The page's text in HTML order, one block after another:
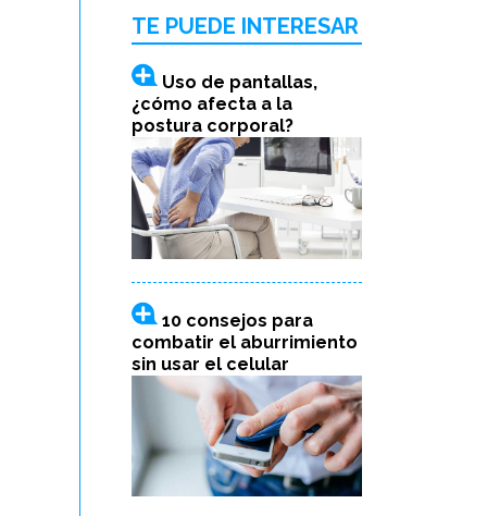
TE PUEDE INTERESAR
Uso de pantallas,
¿cómo afecta a la
postura corporal?
10 consejos para
combatir el aburrimiento
sin usar el celular